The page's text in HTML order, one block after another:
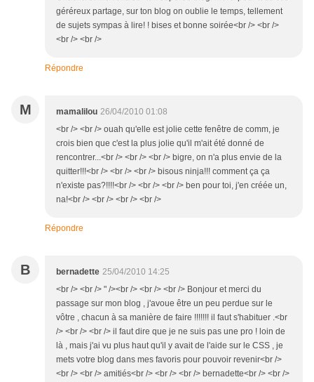
géréreux partage, sur ton blog on oublie le temps, tellement
de sujets sympas à lire! ! bises et bonne soirée<br /> <br />
<br /> <br />
Répondre
M mamalilou 26/04/2010 01:08
<br /> <br /> ouah qu'elle est jolie cette fenêtre de comm, je
crois bien que c'est la plus jolie qu'il m'ait été donné de
rencontrer...<br /> <br /> <br /> bigre, on n'a plus envie de la
quitter!!!<br /> <br /> <br /> bisous ninja!!! comment ça ça
n'existe pas?!!!!<br /> <br /> <br /> ben pour toi, j'en créée un,
na!<br /> <br /> <br /> <br />
Répondre
B bernadette 25/04/2010 14:25
<br /> <br /> " /><br /> <br /> <br /> Bonjour et merci du
passage sur mon blog , j'avoue être un peu perdue sur le
vôtre , chacun à sa manière de faire !!!!!!! il faut s'habituer .<br
/> <br /> <br /> il faut dire que je ne suis pas une pro ! loin de
là , mais j'ai vu plus haut qu'il y avait de l'aide sur le CSS , je
mets votre blog dans mes favoris pour pouvoir revenir<br />
<br /> <br /> amitiés<br /> <br /> <br /> bernadette<br /> <br />